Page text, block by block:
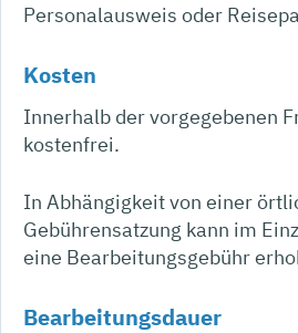
Personalausweis oder
Kosten
Innerhalb der vorgegebenen
kostenfrei.
In Abhängigkeit von einer
Gebührensatzung kann im
eine Bearbeitungsgebühr
Bearbeitungsdauer